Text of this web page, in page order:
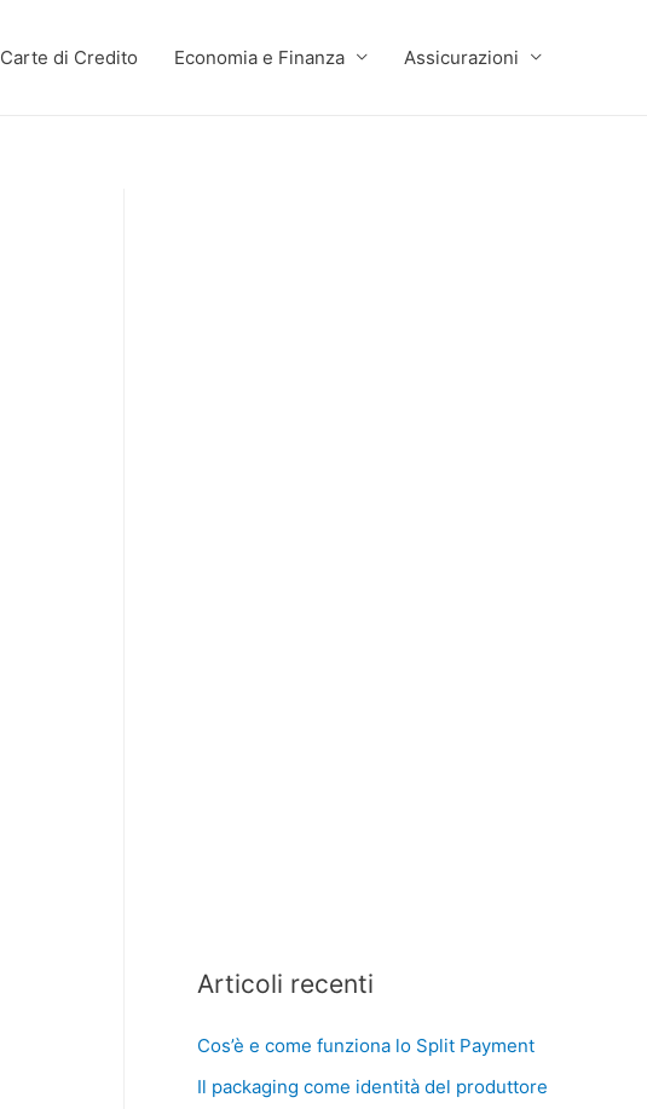
Carte di Credito Economia e Finanza Assicurazioni
Articoli recenti
Cos’è e come funziona lo Split Payment
Il packaging come identità del produttore